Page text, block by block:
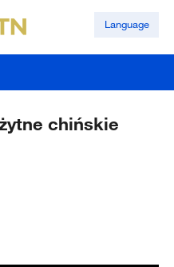
Language
chińskie